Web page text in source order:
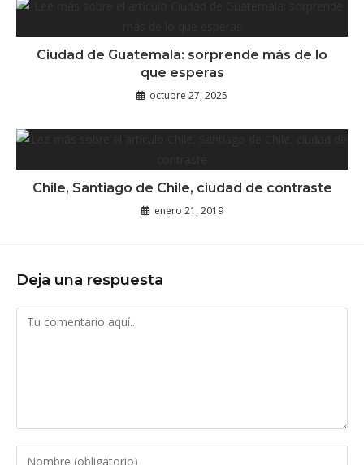
Ciudad de Guatemala: sorprende más de lo
que esperas
octubre 27, 2025
Chile, Santiago de Chile, ciudad de contraste
enero 21, 2019
Deja una respuesta
Comentario
Introduce